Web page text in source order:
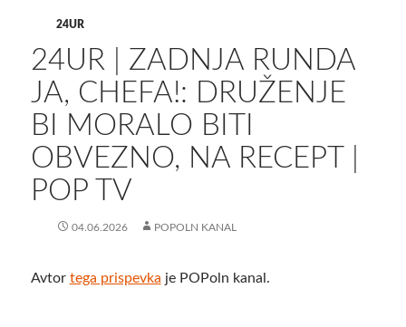
24UR
24UR | ZADNJA RUNDA
JA, CHEFA!: DRUŽENJE
BI MORALO BITI
OBVEZNO, NA RECEPT |
POP TV
04.06.2026 POPOLN KANAL
Avtor tega prispevka je POPoln kanal.